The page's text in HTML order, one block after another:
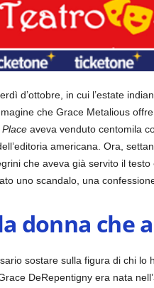
d’ottobre, in cui l’estate
che Grace Metalious
aveva venduto centomila
americana. Ora,
che aveva già servito il
uno scandalo, una
donna che
sostare sulla figura di chi
DeRepentigny era nata